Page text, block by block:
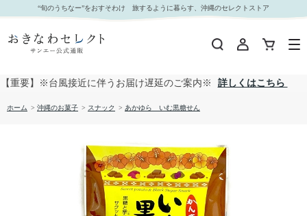
あかゆら いむ黒糖せん｜おきなわセレクト サンエー公式通販
“旬のうちなー”をおすそわけ 旅するように暮らす、沖縄のセレクトストア
【重要】※台風接近に伴うお届け遅延のご案内※ 詳しくはこちら
ホーム > 沖縄のお菓子 > スナック > あかゆら いむ黒糖せん